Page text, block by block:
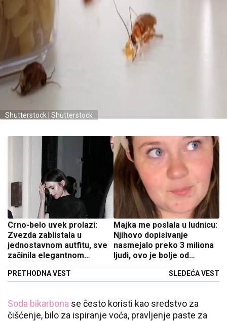
Shutterstock | Shutterstock
Crno-belo uvek prolazi:
Zvezda zablistala u
jednostavnom autfitu, sve
začinila elegantnom
frizurom
PRETHODNA VEST
Majka me poslala u ludnicu:
Njihovo dopisivanje
nasmejalo preko 3 miliona
ljudi, ovo je bolje od
komedije
SLEDEĆA VEST
Soda bikarbona se često koristi kao sredstvo za
čišćenje, bilo za ispiranje voća, pravljenje paste za